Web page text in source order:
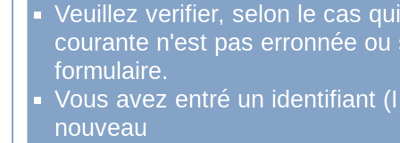
Veuillez verifier, selon le cas
courante n'est pas erronnée
formulaire.
Vous avez entré un identifiant
nouveau